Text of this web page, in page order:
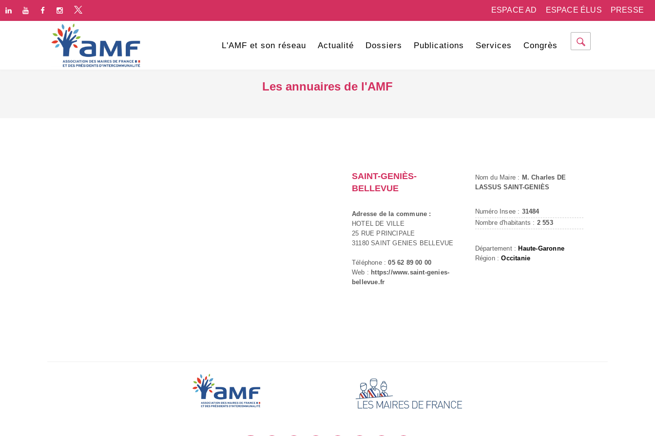
PRESSE
ESPACE ÉLUS
ESPACE AD
L'AMF et son réseau Actualité Dossiers Publications Services Congrès
Les annuaires de l'AMF
SAINT-GENIÈS-
BELLEVUE
Adresse de la commune :
HOTEL DE VILLE
25 RUE PRINCIPALE
31180 SAINT GENIES BELLEVUE
Téléphone :05 62 89 00 00
Web : https://www.saint-genies-
bellevue.fr
Nom du Maire : M. Charles DE
LASSUS SAINT-GENIÈS
Numéro Insee : 31484
Nombre d'habitants : 2 553
Département : Haute-Garonne
Région :Occitanie